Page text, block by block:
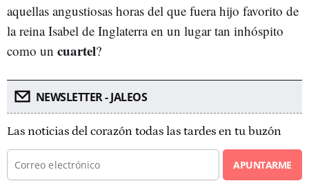
aquellas angustiosas horas del que fuera hijo favorito de
la reina Isabel de Inglaterra en un lugar tan inhóspito
como un cuartel?
NEWSLETTER - JALEOS
Las noticias del corazón todas las tardes en tu buzón
APUNTARME